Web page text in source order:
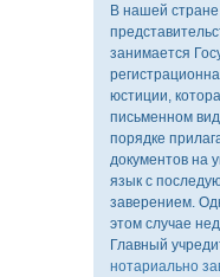
В нашей
занимается
юстиции,
письменном
порядке
документов на
язык с
заверением.
этом случае
Главный
нотариально